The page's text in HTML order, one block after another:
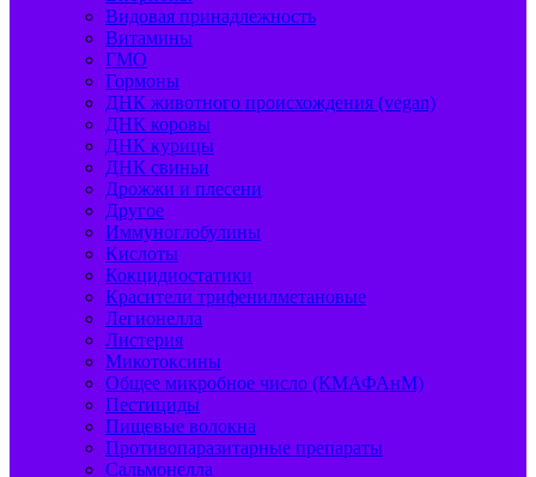
Видовая принадлежность
Витамины
ГМО
Гормоны
ДНК животного происхождения (vegan)
ДНК коровы
ДНК курицы
ДНК свиньи
Дрожжи и плесени
Другое
Иммуноглобулины
Кислоты
Кокцидиостатики
Красители трифенилметановые
Легионелла
Листерия
Микотоксины
Общее микробное число (КМАФАнМ)
Пестициды
Пищевые волокна
Противопаразитарные препараты
Сальмонелла